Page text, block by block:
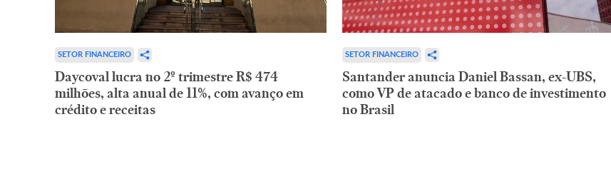
SETOR FINANCEIRO
Daycoval lucra no 2º trimestre R$ 474
milhões, alta anual de 11%, com avanço em
crédito e receitas
SETOR FINANCEIRO
Santander anuncia Daniel Bassan, ex-UBS,
como VP de atacado e banco de investimento
no Brasil